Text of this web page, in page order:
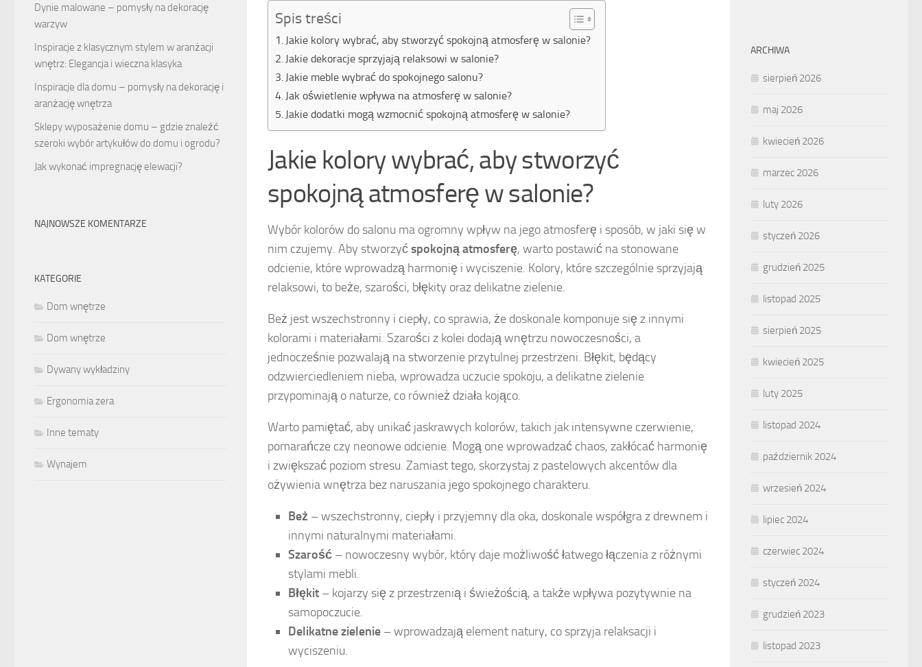
Spis treści
Jakie kolory wybrać, aby stworzyć spokojną atmosferę w salonie?
Jakie dekoracje sprzyjają relaksowi w salonie?
Jakie meble wybrać do spokojnego salonu?
Jak oświetlenie wpływa na atmosferę w salonie?
Jakie dodatki mogą wzmocnić spokojną atmosferę w salonie?
Jakie kolory wybrać, aby stworzyć
spokojną atmosferę w salonie?
Wybór kolorów do salonu ma ogromny wpływ na jego atmosferę i sposób, w jaki się w
nim czujemy. Aby stworzyćspokojną atmosferę, warto postawić na stonowane
odcienie, które wprowadzą harmonię i wyciszenie. Kolory, które szczególnie sprzyjają
relaksowi, to beże, szarości, błękity oraz delikatne zielenie.
Beż jest wszechstronny i ciepły, co sprawia, że doskonale komponuje się z innymi
kolorami i materiałami. Szarości z kolei dodają wnętrzu nowoczesności, a
jednocześnie pozwalają na stworzenie przytulnej przestrzeni. Błękit, będący
odzwierciedleniem nieba, wprowadza uczucie spokoju, a delikatne zielenie
przypominają o naturze, co również działa kojąco.
Warto pamiętać, aby unikać jaskrawych kolorów, takich jak intensywne czerwienie,
pomarańcze czy neonowe odcienie. Mogą one wprowadzać chaos, zakłócać harmonię
i zwiększać poziom stresu. Zamiast tego, skorzystaj z pastelowych akcentów dla
ożywienia wnętrza bez naruszania jego spokojnego charakteru.
Beż – wszechstronny, ciepły i przyjemny dla oka, doskonale współgra z drewnem i
innymi naturalnymi materiałami.
Szarość – nowoczesny wybór, który daje możliwość łatwego łączenia z różnymi
stylami mebli.
Błękit – kojarzy się z przestrzenią i świeżością, a także wpływa pozytywnie na
samopoczucie.
Delikatne zielenie – wprowadzają element natury, co sprzyja relaksacji i
wyciszeniu.
Dynie malowane – pomysły na dekorację
warzyw
Inspiracje z klasycznym stylem w aranżacji
wnętrz: Elegancja i wieczna klasyka
Inspiracje dla domu – pomysły na dekorację i
aranżację wnętrza
Sklepy wyposażenie domu – gdzie znaleźć
szeroki wybór artykułów do domu i ogrodu?
Jak wykonać impregnację elewacji?
NAJNOWSZE KOMENTARZE
KATEGORIE
Dom wnętrze
Dom wnętrze
Dywany wykładziny
Ergonomia zera
Inne tematy
Wynajem
ARCHIWA
sierpień 2026
maj 2026
kwiecień 2026
marzec 2026
luty 2026
styczeń 2026
grudzień 2025
listopad 2025
sierpień 2025
kwiecień 2025
luty 2025
listopad 2024
październik 2024
wrzesień 2024
lipiec 2024
czerwiec 2024
styczeń 2024
grudzień 2023
listopad 2023